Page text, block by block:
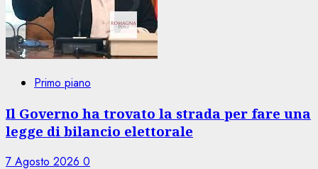
Primo piano
Il Governo ha trovato la strada per fare una
legge di bilancio elettorale
7 Agosto 2026 0